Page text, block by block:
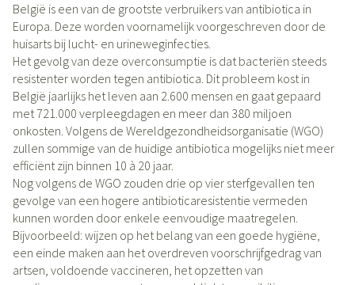
België is een van de grootste verbruikers van antibiotica in
Europa. Deze worden voornamelijk voorgeschreven door de
huisarts bij lucht- en urineweginfecties.
Het gevolg van deze overconsumptie is dat bacteriën steeds
resistenter worden tegen antibiotica. Dit probleem kost in
België jaarlijks het leven aan 2.600 mensen en gaat gepaard
met 721.000 verpleegdagen en meer dan 380 miljoen
onkosten. Volgens de Wereldgezondheidsorganisatie (WGO)
zullen sommige van de huidige antibiotica mogelijks niet meer
efficiënt zijn binnen 10 à 20 jaar.
Nog volgens de WGO zouden drie op vier sterfgevallen ten
gevolge van een hogere antibioticaresistentie vermeden
kunnen worden door enkele eenvoudige maatregelen.
Bijvoorbeeld: wijzen op het belang van een goede hygiëne,
een einde maken aan het overdreven voorschrijfgedrag van
artsen, voldoende vaccineren, het opzetten van